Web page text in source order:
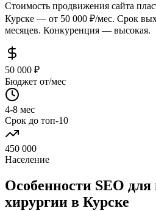
Стоимость продвижения сайта
Курске — от 50 000 ₽/мес. Срок
месяцев. Конкуренция — высокая.
50 000 ₽
Бюджет от/мес
4-8 мес
Срок до топ-10
450 000
Население
Особенности SEO для
хирургии в Курске